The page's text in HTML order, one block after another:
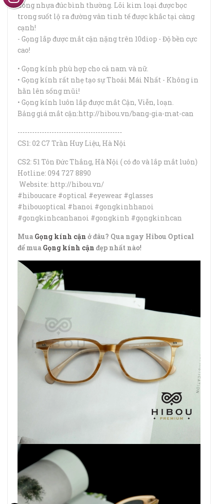
dòng nhựa đúc bình thường. Lõi kim loại được bọc
trong suốt lộ ra đường vân tinh tế được khắc tại càng
cạnh!
- Gọng lắp được mắt cận nặng trên 10diop - Độ bền cực
cao!
• Gọng kính phù hợp cho cả nam và nữ.
• Gọng kính rất nhẹ tạo sự Thoải Mái Nhất - Không in
hằn lên sống mũi!
• Gọng kính luôn lắp được mắt Cận, Viễn, loạn.
Bảng giá mắt cận:http://hibou.vn/bang-gia-mat-can
-------------------------------------------
CS1: 02 C7 Trần Huy Liệu, Hà Nội
CS2: 51 Tôn Đức Thắng, Hà Nội ( có đo và lắp mắt luôn)
Hotline: 094 727 8890
Website: http://hibou.vn/
#hiboucare #optical #eyewear #glasses
#hibouoptical #hanoi #gongkinhhanoi
#gongkinhcanhanoi #gongkinh #gọngkinhcan
Mua Gọng kính cận ở đâu? Qua ngay Hibou Optical
để mua Gọng kính cận đẹp nhất nào!